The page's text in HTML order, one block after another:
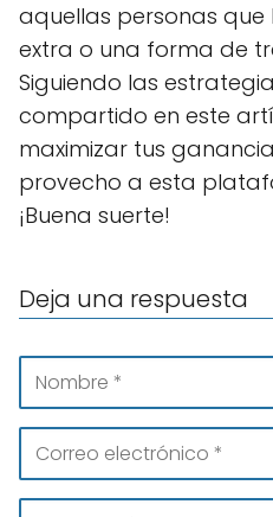
aquellas personas que
extra o una forma de
Siguiendo las
compartido en este
maximizar tus
provecho a esta
¡Buena suerte!
Deja una respuesta